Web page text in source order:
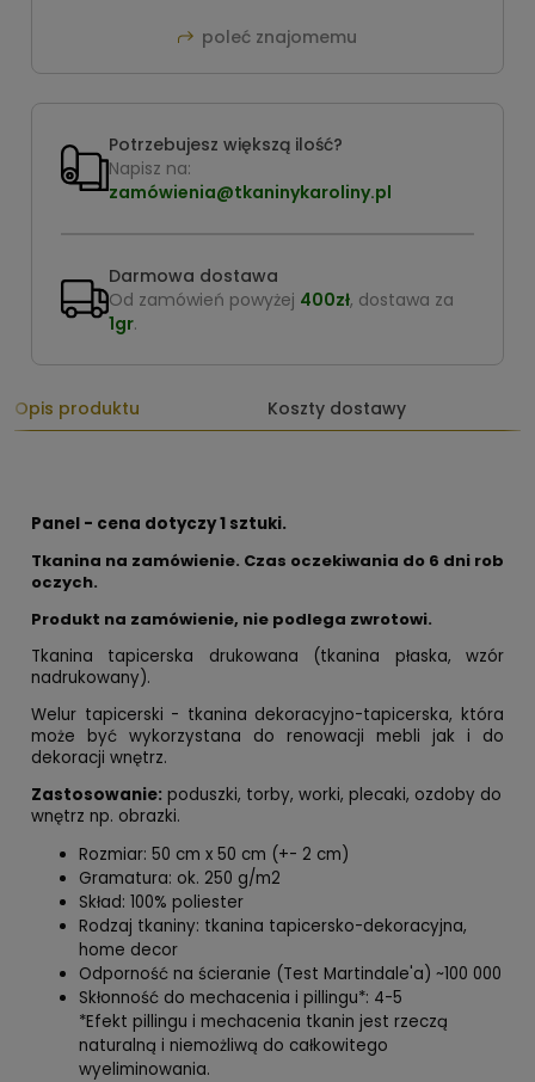
poleć znajomemu
Potrzebujesz większą ilość?
Napisz na:
zamówienia@tkaninykaroliny.pl
Darmowa dostawa
Od zamówień powyżej 400zł, dostawa za
1gr.
Opis produktu Koszty dostawy
Panel - cena dotyczy 1 sztuki.
Tkanina na zamówienie. Czas oczekiwania do 6 dni rob
oczych.
Produkt na zamówienie, nie podlega zwrotowi.
Tkanina tapicerska drukowana (tkanina płaska, wzór
nadrukowany).
Welur tapicerski - tkanina dekoracyjno-tapicerska, która
może być wykorzystana do renowacji mebli jak i do
dekoracji wnętrz.
Zastosowanie: poduszki, torby, worki, plecaki, ozdoby do
wnętrz np. obrazki.
Rozmiar: 50 cm x 50 cm (+- 2 cm)
Gramatura: ok. 250 g/m2
Skład: 100% poliester
Rodzaj tkaniny: tkanina tapicersko-dekoracyjna,
home decor
Odporność na ścieranie (Test Martindale'a) ~100 000
Skłonność do mechacenia i pillingu*: 4-5
*Efekt pillingu i mechacenia tkanin jest rzeczą
naturalną i niemożliwą do całkowitego
wyeliminowania.